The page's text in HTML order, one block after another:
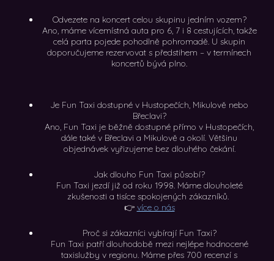
Odvezete na koncert celou skupinu jedním vozem?
Ano, máme vícemístná auta pro 6, 7 i 8 cestujících, takže
celá parta pojede pohodlně pohromadě. U skupin
doporučujeme rezervovat s předstihem – v termínech
koncertů bývá plno.
Je Fun Taxi dostupné v Hustopečích, Mikulově nebo
Břeclavi?
Ano, Fun Taxi je běžně dostupné přímo v Hustopečích,
dále také v Břeclavi a Mikulově a okolí. Většinu
objednávek vyřizujeme bez dlouhého čekání.
Jak dlouho Fun Taxi působí?
Fun Taxi jezdí již od roku 1998. Máme dlouholeté
zkušenosti a tisíce spokojených zákazníků.
👉 více o nás
Proč si zákazníci vybírají Fun Taxi?
Fun Taxi patří dlouhodobě mezi nejlépe hodnocené
taxislužby v regionu. Máme přes 700 recenzí s